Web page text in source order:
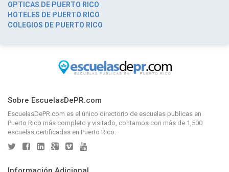
OPTICAS DE PUERTO RICO
HOTELES DE PUERTO RICO
COLEGIOS DE PUERTO RICO
Sobre EscuelasDePR.com
EscuelasDePR.com es el único directorio de escuelas publicas en
Puerto Rico más completo y visitado, contamos con más de 1,500
escuelas certificadas en Puerto Rico.